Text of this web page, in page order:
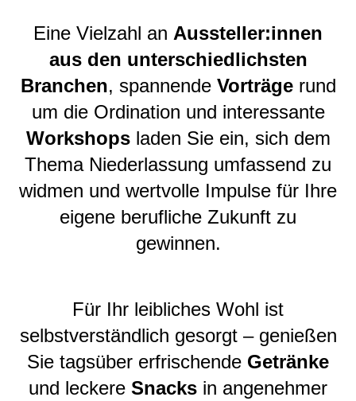
Eine Vielzahl an Aussteller:innen
aus den unterschiedlichsten
Branchen, spannende Vorträgerund
um die Ordination und interessante
Workshopsladen Sie ein, sich dem
Thema Niederlassung umfassend zu
widmen und wertvolle Impulse für Ihre
eigene berufliche Zukunft zu
gewinnen.
Für Ihr leibliches Wohl ist
selbstverständlich gesorgt – genießen
Sie tagsüber erfrischende Getränke
und leckere Snacks in angenehmer